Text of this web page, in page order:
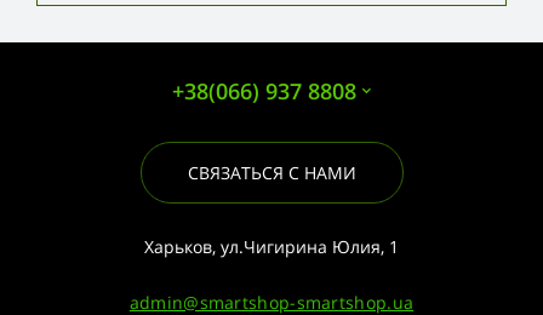
+38(066) 937 8808
СВЯЗАТЬСЯ С НАМИ
Харьков, ул.Чигирина Юлия, 1
admin@smartshop-smartshop.ua